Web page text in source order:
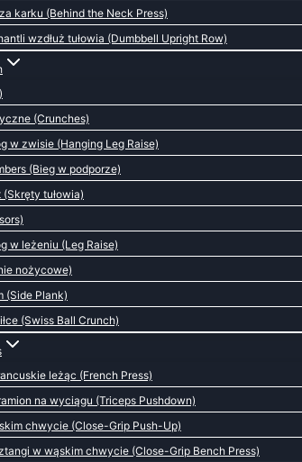
karku (Behind the Neck Press)
wzdłuż tułowia (Dumbbell Upright Row)
(Crunches)
w zwisie (Hanging Leg Raise)
(Bieg w podporze)
(Skręty tułowia)
w leżeniu (Leg Raise)
nożycowe)
(Side Plank)
(Swiss Ball Crunch)
leżąc (French Press)
na wyciągu (Triceps Pushdown)
chwycie (Close-Grip Push-Up)
w wąskim chwycie (Close-Grip Bench Press)